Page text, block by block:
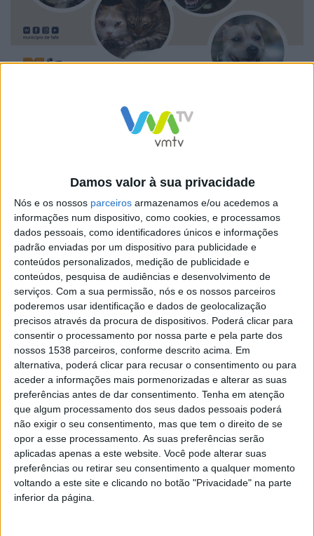
Damos valor à sua privacidade
Nós e os nossos parceiros armazenamos e/ou acedemos a
informações num dispositivo, como cookies, e processamos
dados pessoais, como identificadores únicos e informações
padrão enviadas por um dispositivo para publicidade e
conteúdos personalizados, medição de publicidade e
conteúdos, pesquisa de audiências e desenvolvimento de
serviços. Com a sua permissão, nós e os nossos parceiros
poderemos usar identificação e dados de geolocalização
precisos através da procura de dispositivos. Poderá clicar para
consentir o processamento por nossa parte e pela parte dos
nossos 1538 parceiros, conforme descrito acima. Em
alternativa, poderá clicar para recusar o consentimento ou para
aceder a informações mais pormenorizadas e alterar as suas
preferências antes de dar consentimento. Tenha em atenção
que algum processamento dos seus dados pessoais poderá
não exigir o seu consentimento, mas que tem o direito de se
opor a esse processamento. As suas preferências serão
aplicadas apenas a este website. Você pode alterar suas
preferências ou retirar seu consentimento a qualquer momento
voltando a este site e clicando no botão "Privacidade" na parte
inferior da página.
Assim, no âmbito do Programa Municipal de Proteção
Animal, a Câmara aprovou a continuidade da ação de
sensibilização e controlo, através de um apoio aos
esterilização dos seus animais de companhia. Foram
aprovados apoios financeiros que estipulam a
atribuição de quantias fixas por cada esterilização e
definidos os respetivos montantes.
Márcia Barros, Vereadora responsável pela Proteção
Animal, explica que “ esta é umamedida que garante
respeito pela vida animal e a defesa da saúde pública
Mantemos o apoiopara a realização da esterilização
dos animais de companhia, para aqueles que
efetivamente precisam, garantindo deste
modoocontrolo dasobrepopulaçãoe a diminuição do
abandonodos animais.“